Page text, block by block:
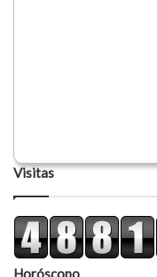
Visitas
Horóscopo